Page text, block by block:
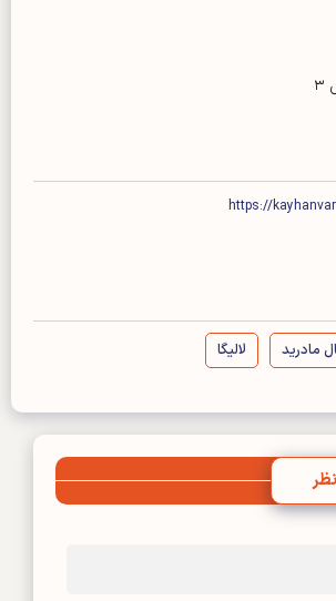
https://
مادرید لالیگا